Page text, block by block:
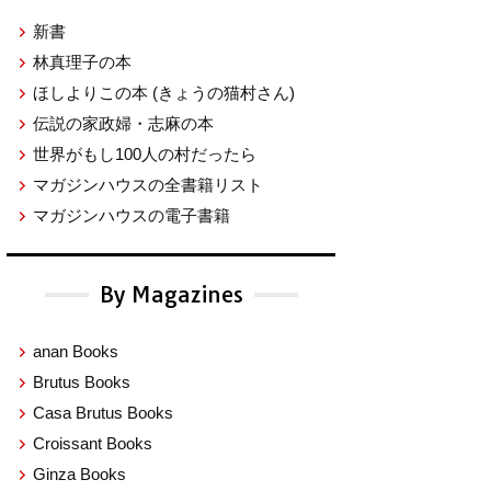
新書
林真理子の本
ほしよりこの本 (きょうの猫村さん)
伝説の家政婦・志麻の本
世界がもし100人の村だったら
マガジンハウスの全書籍リスト
マガジンハウスの電子書籍
By Magazines
anan Books
Brutus Books
Casa Brutus Books
Croissant Books
Ginza Books